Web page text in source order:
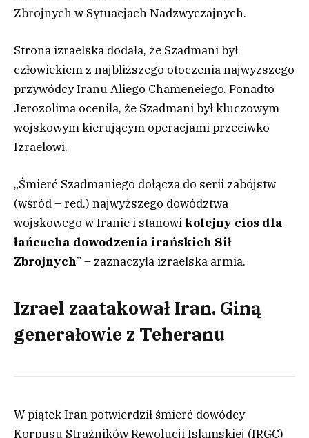
Zbrojnych w Sytuacjach Nadzwyczajnych.
Strona izraelska dodała, że Szadmani był
człowiekiem z najbliższego otoczenia najwyższego
przywódcy Iranu Aliego Chameneiego. Ponadto
Jerozolima oceniła, że Szadmani był kluczowym
wojskowym kierującym operacjami przeciwko
Izraelowi.
„Śmierć Szadmaniego dołącza do serii zabójstw
(wśród – red.) najwyższego dowództwa
wojskowego w Iranie i stanowi kolejny cios dla
łańcucha dowodzenia irańskich Sił
Zbrojnych” – zaznaczyła izraelska armia.
Izrael zaatakował Iran. Giną
generałowie z Teheranu
W piątek Iran potwierdził śmierć dowódcy
Korpusu Strażników Rewolucji Islamskiej (IRGC)